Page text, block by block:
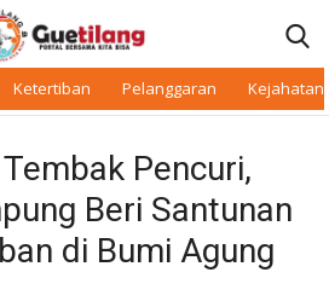
Ketertiban Pelanggaran Kejahatan
Pencuri,
Beri Santunan
di Bumi Agung